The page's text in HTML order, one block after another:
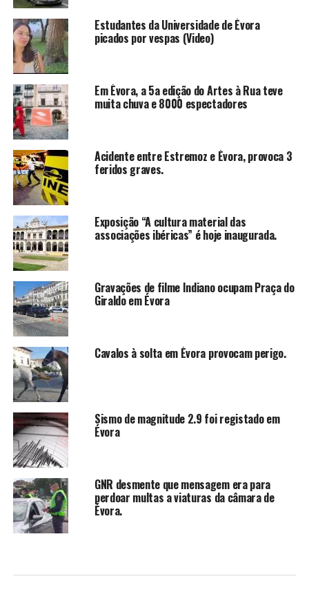
Estudantes da Universidade de Évora
picados por vespas (Video)
Em Évora, a 5a edição do Artes à Rua teve
muita chuva e 8000 espectadores
Acidente entre Estremoz e Évora, provoca 3
feridos graves.
Exposição “A cultura material das
associações ibéricas” é hoje inaugurada.
Gravações de filme Indiano ocupam Praça do
Giraldo em Évora
Cavalos à solta em Évora provocam perigo.
Sismo de magnitude 2.9 foi registado em
Évora
GNR desmente que mensagem era para
perdoar multas a viaturas da câmara de
Évora.